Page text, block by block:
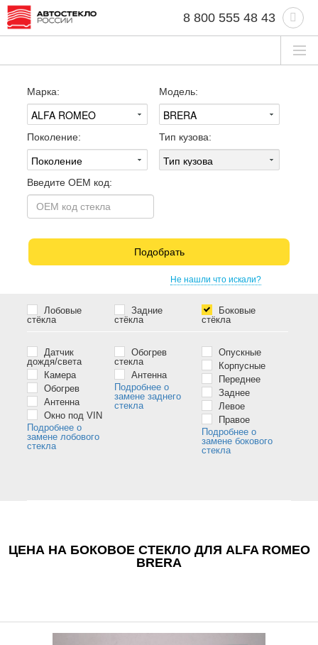
8 800 555 48 43
Марка: Модель:
Поколение: Тип кузова:
Введите OEM код:
Подобрать
Не нашли что искали?
Лобовые
стёкла
Датчик
дождя/света
Камера
Обогрев
Антенна
Окно под VIN
Подробнее о
замене лобового
стекла
Задние
стёкла
Обогрев
стекла
Антенна
Подробнее о
замене заднего
стекла
Боковые
стёкла
Опускные
Корпусные
Переднее
Заднее
Левое
Правое
Подробнее о
замене бокового
стекла
ЦЕНА НА БОКОВОЕ СТЕКЛО ДЛЯ ALFA ROMEO
BRERA